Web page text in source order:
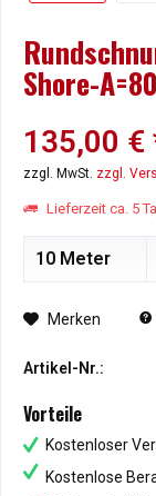
Shore-
135,00 €
zzgl. MwSt. zzgl.
Lieferzeit ca. 5
Merken
Artikel-Nr.:
Vorteile
Kostenloser
Kostenlose